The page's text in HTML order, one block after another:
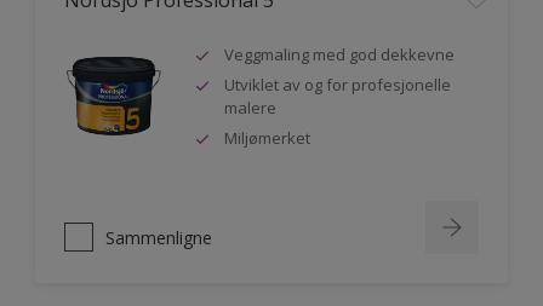
Veggmaling med god dekkevne
Utviklet av og for profesjonelle
malere
Miljømerket
Sammenligne